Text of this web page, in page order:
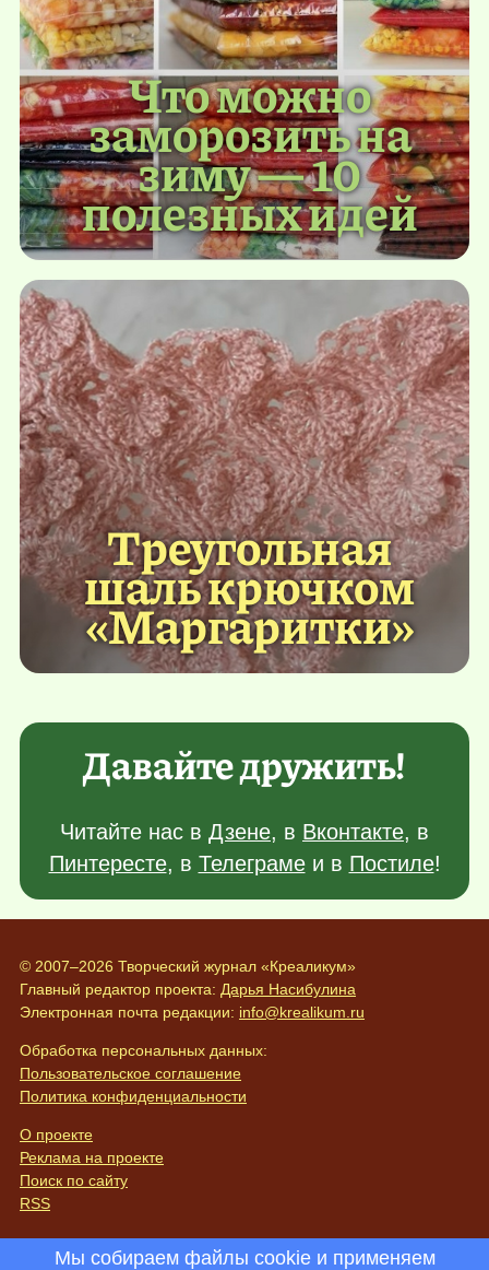
Что можно
заморозить на
зиму — 10
полезных идей
Треугольная
шаль крючком
«Маргаритки»
Давайте дружить!
Читайте нас в Дзене, в Вконтакте, в
Пинтересте, в Телеграмеи в Постиле!
© 2007–2026 Творческий журнал «Креаликум»
Главный редактор проекта: Дарья Насибулина
Электронная почта редакции: info@krealikum.ru
Обработка персональных данных:
Пользовательское соглашение
Политика конфиденциальности
О проекте
Реклама на проекте
Поиск по сайту
RSS
Мы собираем файлы cookie и применяем